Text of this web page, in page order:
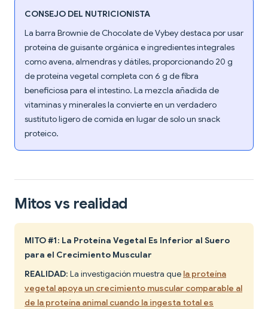
CONSEJO DEL NUTRICIONISTA
La barra Brownie de Chocolate de Vybey destaca por usar
proteína de guisante orgánica e ingredientes integrales
como avena, almendras y dátiles, proporcionando 20 g
de proteína vegetal completa con 6 g de fibra
beneficiosa para el intestino. La mezcla añadida de
vitaminas y minerales la convierte en un verdadero
sustituto ligero de comida en lugar de solo un snack
proteico.
Mitos vs realidad
MITO #1: La Proteína Vegetal Es Inferior al Suero
para el Crecimiento Muscular
REALIDAD: La investigación muestra que la proteína
vegetal apoya un crecimiento muscular comparable al
de la proteína animal cuando la ingesta total es